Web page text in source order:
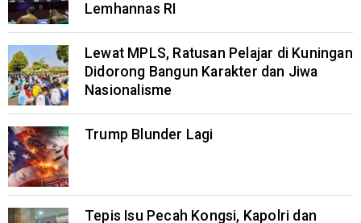
Lemhannas RI
Lewat MPLS, Ratusan Pelajar di Kuningan
Didorong Bangun Karakter dan Jiwa
Nasionalisme
Trump Blunder Lagi
Tepis Isu Pecah Kongsi, Kapolri dan